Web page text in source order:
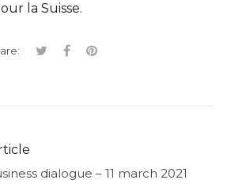
la Suisse.
dialogue – 11 march 2021